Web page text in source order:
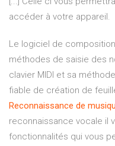
accéder à votre appareil.
Le logiciel de
méthodes de saisie des
clavier MIDI et sa
fiable de création de
Reconnaissance de
reconnaissance vocale il
fonctionnalités qui vous